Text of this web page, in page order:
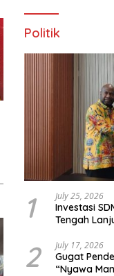
Politik
1 July 25, 2026
Investasi
Tengah
2 July 17, 2026
Gugat
“Nyawa